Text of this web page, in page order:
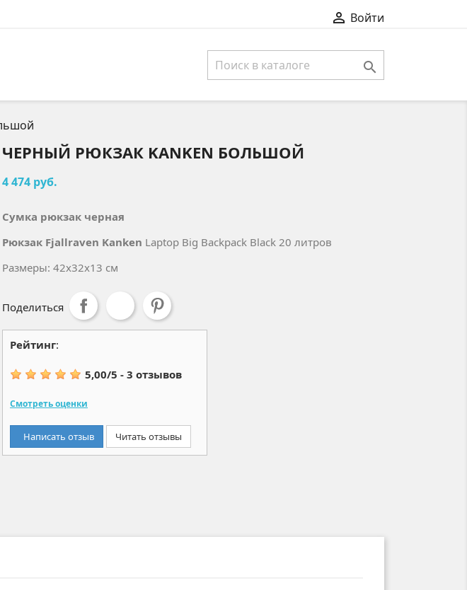
 Войти

ЧЕРНЫЙ РЮКЗАК KANKEN БОЛЬШОЙ
4 474 руб.
Сумка рюкзак черная
Рюкзак Fjallraven Kanken Laptop Big Backpack Black 20 литров
Размеры: 42x32х13 см
Поделиться
Рейтинг:
5,00/5 - 3 отзывов
Смотреть оценки
Написать отзыв Читать отзывы